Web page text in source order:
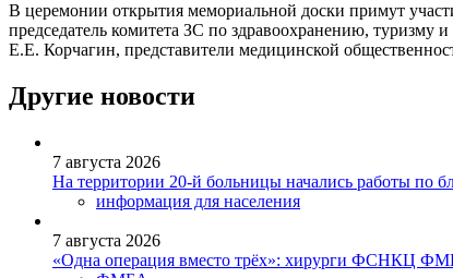
В церемонии открытия мемориальной доски примут
председатель комитета ЗС по здравоохранению, туризму
Е.Е. Корчагин, представители медицинской
Другие новости
7 августа 2026
На территории 20-й больницы начались работы по
информация для населения
7 августа 2026
«Одна операция вместо трёх»: хирурги ФСНКЦ